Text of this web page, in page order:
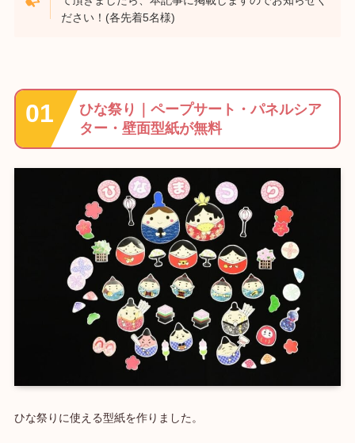
ださい！(各先着5名様)
ひな祭り｜ペープサート・パネルシア
ター・壁面型紙が無料
ひな祭りに使える型紙を作りました。